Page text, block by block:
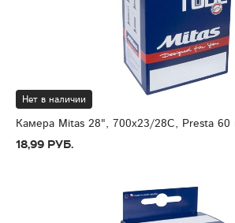
Нет в наличии
Камера Mitas 28", 700x23/28C, Presta 60
18,99 руб.